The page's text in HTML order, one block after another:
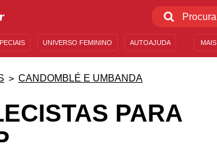
MAIS
UNIVERSO FEMININO AUTOAJUDA
CANDOMBLÉ E UMBANDA
PARA